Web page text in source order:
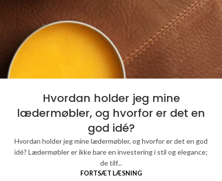
Hvordan holder jeg mine
lædermøbler, og hvorfor er det en
god idé?
Hvordan holder jeg mine lædermøbler, og hvorfor er det en god
idé? Lædermøbler er ikke bare en investering i stil og elegance;
de tilf...
FORTSÆT LÆSNING